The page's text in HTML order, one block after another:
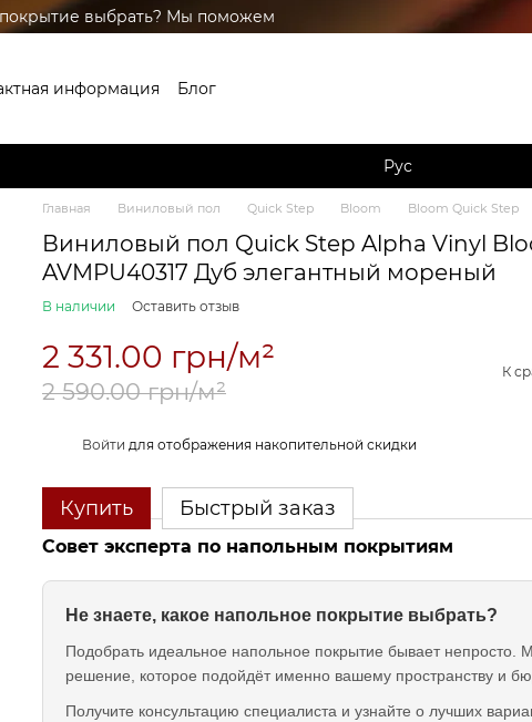
покрытие выбрать? Мы поможем
информация
Блог
Рус
Главная Виниловый пол Quick Step Bloom Bloom Quick Step
Виниловый пол Quick Step Alpha Vinyl
AVMPU40317 Дуб элегантный мореный
В наличии Оставить отзыв
2 331.00 грн/м²
2 590.00 грн/м²
К
Войти для отображения накопительной скидки
Купить Быстрый заказ
Совет эксперта по напольным покрытиям
Не знаете, какое напольное покрытие выбрать?
Подобрать идеальное напольное покрытие бывает непросто.
решение, которое подойдёт именно вашему пространству и
Получите консультацию специалиста и узнайте о лучших